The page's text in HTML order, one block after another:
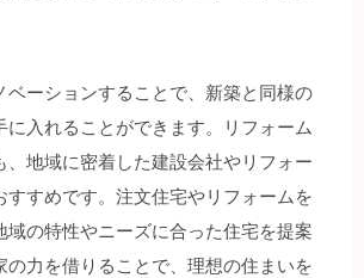
ベーションすることで、新築と同様の
に入れることができます。リフォーム
、地域に密着した建設会社やリフォー
すすめです。注文住宅やリフォームを
域の特性やニーズに合った住宅を提案
の力を借りることで、理想の住まいを